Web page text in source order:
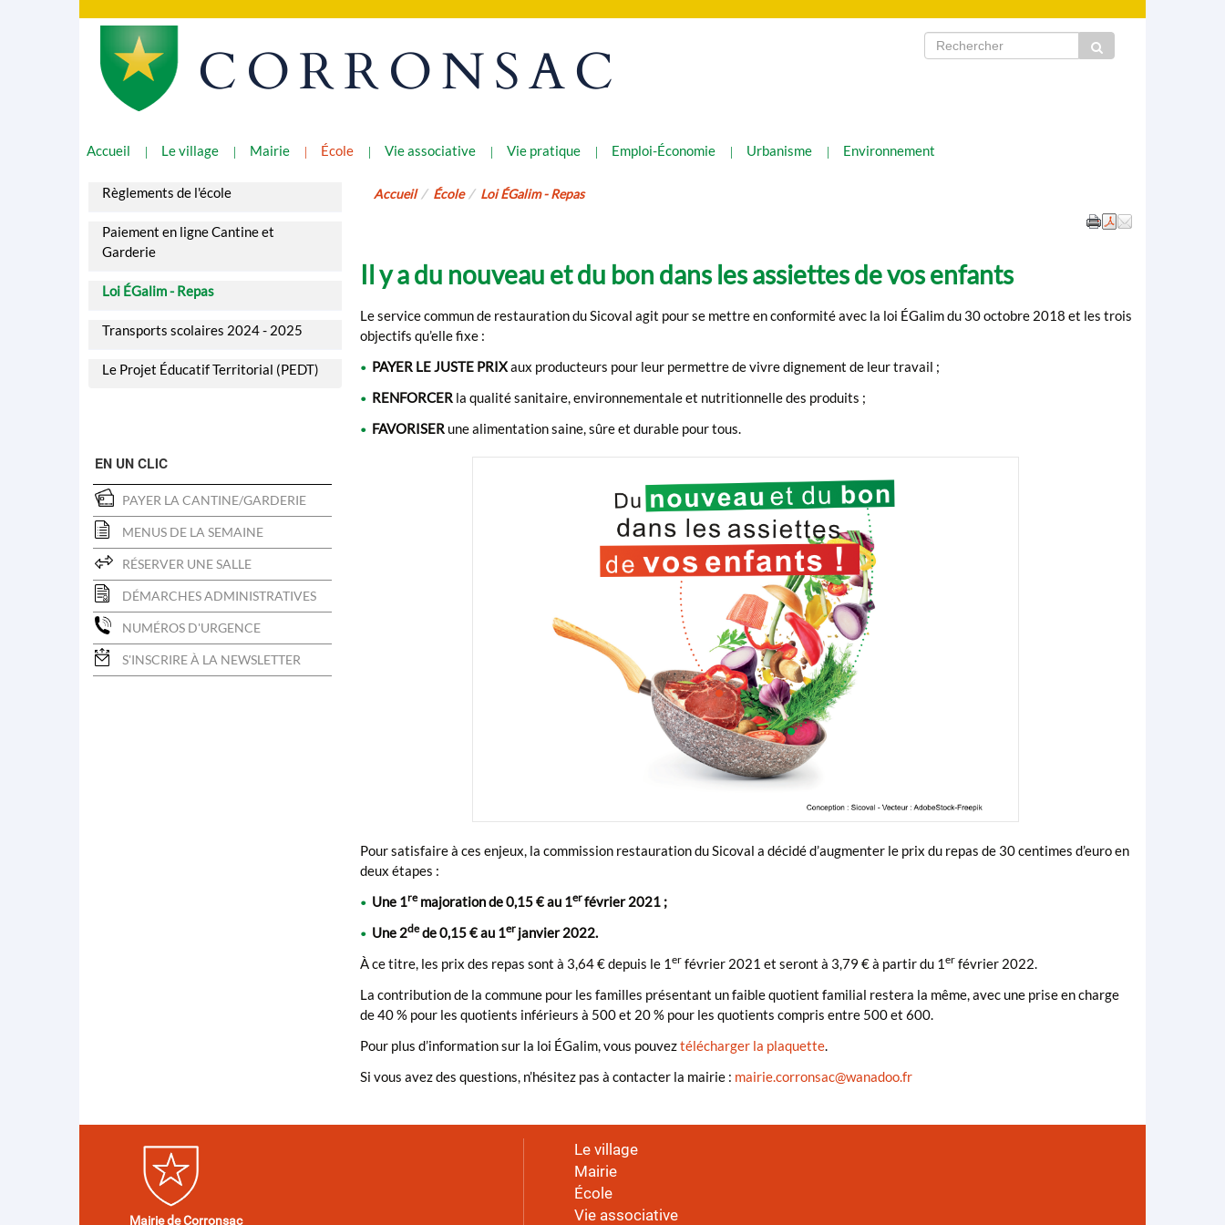
CORRONSAC
Accueil Le village Mairie École Vie associative Vie pratique Emploi-Économie Urbanisme Environnement
Accueil École Loi ÉGalim - Repas
Il y a du nouveau et du bon dans les assiettes de vos enfants
Le service commun de restauration du Sicoval agit pour se mettre en conformité avec la loi ÉGalim du 30 octobre 2018 et les trois
objectifs qu’elle fixe :
•PAYER LE JUSTE PRIXaux producteurs pour leur permettre de vivre dignement de leur travail ;
•RENFORCER la qualité sanitaire, environnementale et nutritionnelle des produits ;
•FAVORISERune alimentation saine, sûre et durable pour tous.
Pour satisfaire à ces enjeux, la commission restauration du Sicoval a décidé d’augmenter le prix du repas de 30 centimes d’euro en
deux étapes :
•Une 1remajoration de 0,15 € au 1erfévrier 2021 ;
•Une 2dede 0,15 € au 1er janvier 2022.
À ce titre, les prix des repas sont à 3,64 € depuis le 1 erfévrier 2021 et seront à 3,79 € à partir du 1 erfévrier 2022.
La contribution de la commune pour les familles présentant un faible quotient familial restera la même, avec une prise en charge
de 40 % pour les quotients inférieurs à 500 et 20 % pour les quotients compris entre 500 et 600.
Pour plus d’information sur la loi ÉGalim, vous pouveztélécharger la plaquette.
Si vous avez des questions, n’hésitez pas à contacter la mairie : mairie.corronsac@wanadoo.fr
Règlements de l'école
Paiement en ligne Cantine et
Garderie
Loi ÉGalim - Repas
Transports scolaires 2024 - 2025
Le Projet Éducatif Territorial (PEDT)
EN UN CLIC
PAYER LA CANTINE/GARDERIE
MENUS DE LA SEMAINE
RÉSERVER UNE SALLE
DÉMARCHES ADMINISTRATIVES
NUMÉROS D'URGENCE
S'INSCRIRE À LA NEWSLETTER
Mairie de Corronsac
Le village
Mairie
École
Vie associative